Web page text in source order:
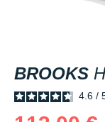
BROOKS
4.6 /